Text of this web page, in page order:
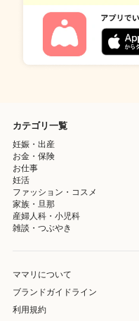
カテゴリ一覧
妊娠・出産
お金・保険
お仕事
妊活
ファッション・コスメ
家族・旦那
産婦人科・小児科
雑談・つぶやき
ママリについて
ブランドガイドライン
利用規約